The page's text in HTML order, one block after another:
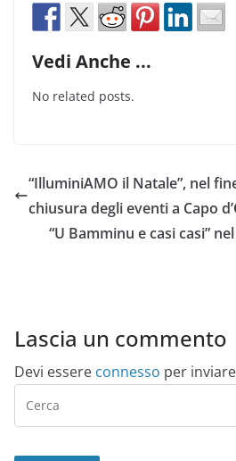
Vedi Anche ...
No related posts.
“IlluminiAMO il Natale”, nel
chiusura degli eventi a Capo
“U Bamminu e casi casi”
Lascia un commento
Devi essere connesso per